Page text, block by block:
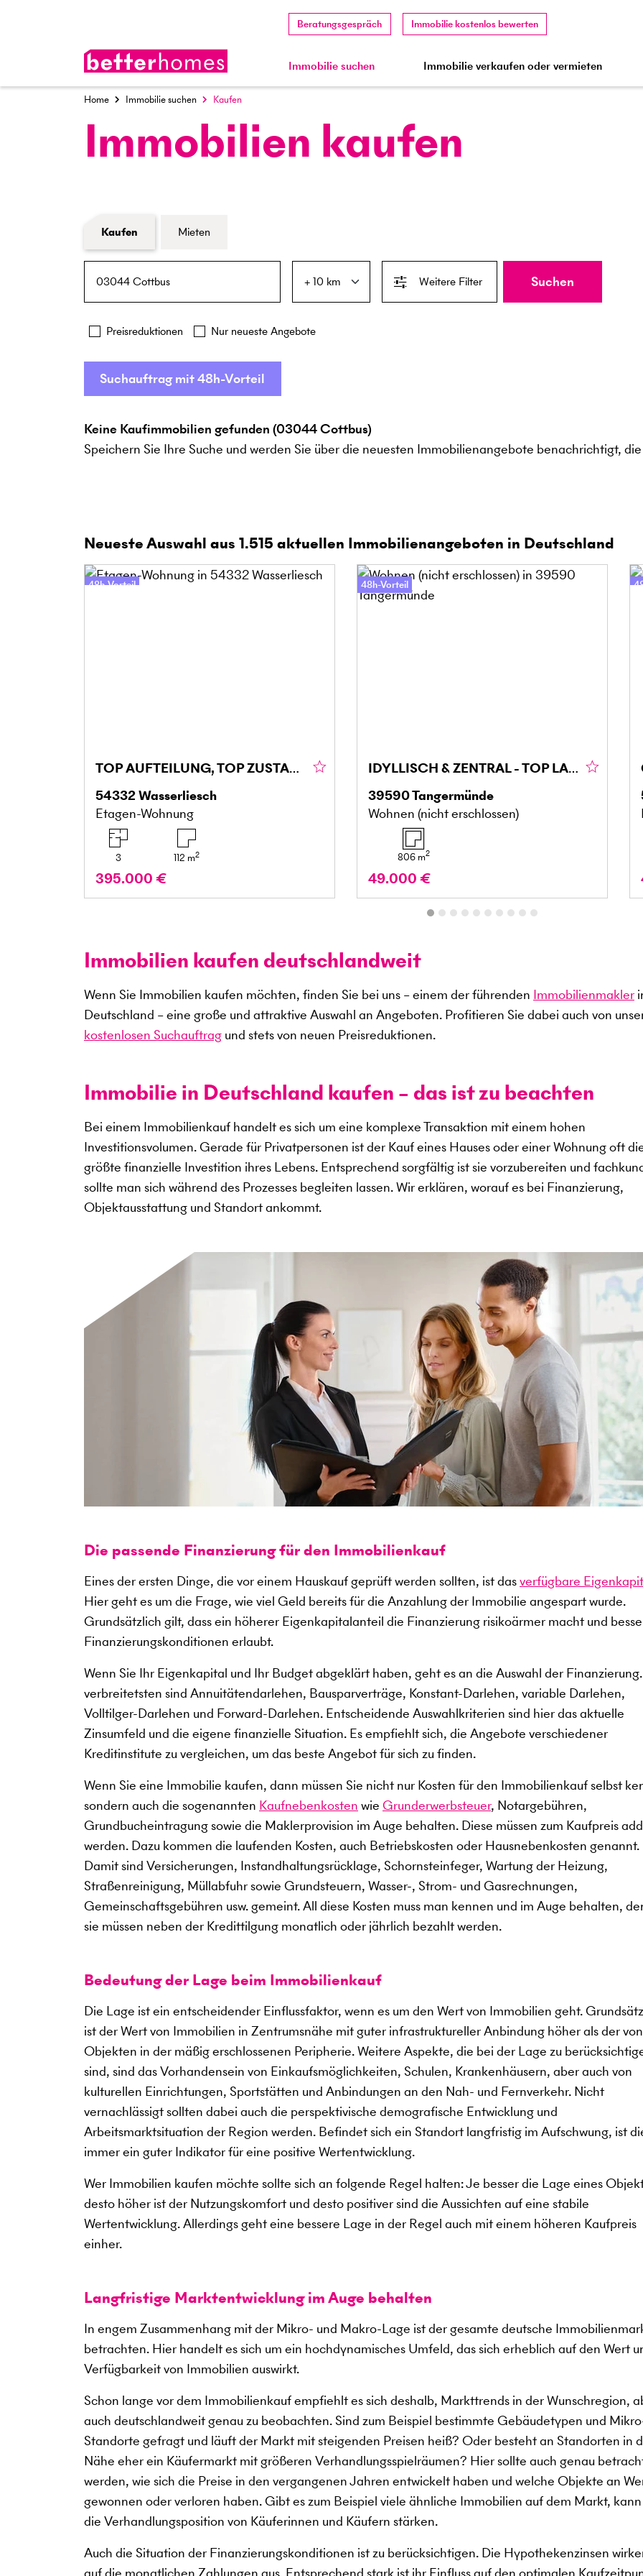
Beratungsgespräch Immobilie kostenlos bewerten
Immobilie suchen Immobilie verkaufen oder vermieten
Home Immobilie suchen Kaufen
Immobilien kaufen
Formular Immobiliensuche
Kaufen
Mieten
Weitere Filter
Preisreduktionen Nur neueste Angebote
Suchen
Suchauftrag mit 48h-Vorteil
Keine Kaufimmobilien gefunden (03044 Cottbus)
Speichern Sie Ihre Suche und werden Sie über die neuesten Immobilienangebote benachrichtigt,
Neueste Auswahl aus 1.515 aktuellen Immobilienangeboten in Deutschland
48h-Vorteil
TOP AUFTEILUNG, TOP ZUSTAND, FAMIELIENFREUNDLICH
54332Wasserliesch
Etagen-Wohnung
3 112 m2
395.000 €
48h-Vorteil
IDYLLISCH & ZENTRAL - TOP LAGE MIT POTENZIAL
39590Tangermünde
Wohnen (nicht erschlossen)
806 m2
49.000 €
Immobilien kaufen deutschlandweit
Wenn Sie Immobilien kaufen möchten, finden Sie bei uns – einem der führenden Immobilienmakler
Deutschland – eine große und attraktive Auswahl an Angeboten. Profitieren Sie dabei auch von
kostenlosen Suchauftrag und stets von neuen Preisreduktionen.
Immobilie in Deutschland kaufen – das ist zu beachten
Bei einem Immobilienkauf handelt es sich um eine komplexe Transaktion mit einem hohen
Investitionsvolumen. Gerade für Privatpersonen ist der Kauf eines Hauses oder einer Wohnung oft
größte finanzielle Investition ihres Lebens. Entsprechend sorgfältig ist sie vorzubereiten und
sollte man sich während des Prozesses begleiten lassen. Wir erklären, worauf es bei Finanzierung,
Objektausstattung und Standort ankommt.
Die passende Finanzierung für den Immobilienkauf
Eines der ersten Dinge, die vor einem Hauskauf geprüft werden sollten, ist dasverfügbare
Hier geht es um die Frage, wie viel Geld bereits für die Anzahlung der Immobilie angespart wurde.
Grundsätzlich gilt, dass ein höherer Eigenkapitalanteil die Finanzierung risikoärmer macht und
Finanzierungskonditionen erlaubt.
Wenn Sie Ihr Eigenkapital und Ihr Budget abgeklärt haben, geht es an die Auswahl der
verbreitetsten sind Annuitätendarlehen, Bausparverträge, Konstant-Darlehen, variable Darlehen,
Volltilger-Darlehen und Forward-Darlehen. Entscheidende Auswahlkriterien sind hier das aktuelle
Zinsumfeld und die eigene finanzielle Situation. Es empfiehlt sich, die Angebote verschiedener
Kreditinstitute zu vergleichen, um das beste Angebot für sich zu finden.
Wenn Sie eine Immobilie kaufen, dann müssen Sie nicht nur Kosten für den Immobilienkauf selbst
sondern auch die sogenannten Kaufnebenkosten wie Grunderwerbsteuer, Notargebühren,
Grundbucheintragung sowie die Maklerprovision im Auge behalten. Diese müssen zum Kaufpreis
werden. Dazu kommen die laufenden Kosten, auch Betriebskosten oder Hausnebenkosten genannt.
Damit sind Versicherungen, Instandhaltungsrücklage, Schornsteinfeger, Wartung der Heizung,
Straßenreinigung, Müllabfuhr sowie Grundsteuern, Wasser-, Strom- und Gasrechnungen,
Gemeinschaftsgebühren usw. gemeint. All diese Kosten muss man kennen und im Auge behalten,
sie müssen neben der Kredittilgung monatlich oder jährlich bezahlt werden.
Bedeutung der Lage beim Immobilienkauf
Die Lage ist ein entscheidender Einflussfaktor, wenn es um den Wert von Immobilien geht.
ist der Wert von Immobilien in Zentrumsnähe mit guter infrastruktureller Anbindung höher als der von
Objekten in der mäßig erschlossenen Peripherie. Weitere Aspekte, die bei der Lage zu
sind, sind das Vorhandensein von Einkaufsmöglichkeiten, Schulen, Krankenhäusern, aber auch von
kulturellen Einrichtungen, Sportstätten und Anbindungen an den Nah- und Fernverkehr. Nicht
vernachlässigt sollten dabei auch die perspektivische demografische Entwicklung und
Arbeitsmarktsituation der Region werden. Befindet sich ein Standort langfristig im Aufschwung, ist
immer ein guter Indikator für eine positive Wertentwicklung.
Wer Immobilien kaufen möchte sollte sich an folgende Regel halten: Je besser die Lage eines
desto höher ist der Nutzungskomfort und desto positiver sind die Aussichten auf eine stabile
Wertentwicklung. Allerdings geht eine bessere Lage in der Regel auch mit einem höheren Kaufpreis
einher.
Langfristige Marktentwicklung im Auge behalten
In engem Zusammenhang mit der Mikro- und Makro-Lage ist der gesamte deutsche
betrachten. Hier handelt es sich um ein hochdynamisches Umfeld, das sich erheblich auf den Wert
Verfügbarkeit von Immobilien auswirkt.
Schon lange vor dem Immobilienkauf empfiehlt es sich deshalb, Markttrends in der Wunschregion,
auch deutschlandweit genau zu beobachten. Sind zum Beispiel bestimmte Gebäudetypen und
Standorte gefragt und läuft der Markt mit steigenden Preisen heiß? Oder besteht an Standorten in
Nähe eher ein Käufermarkt mit größeren Verhandlungsspielräumen? Hier sollte auch genau
werden, wie sich die Preise in den vergangenen Jahren entwickelt haben und welche Objekte an
gewonnen oder verloren haben. Gibt es zum Beispiel viele ähnliche Immobilien auf dem Markt,
die Verhandlungsposition von Käuferinnen und Käufern stärken.
Auch die Situation der Finanzierungskonditionen ist zu berücksichtigen. Die Hypothekenzinsen